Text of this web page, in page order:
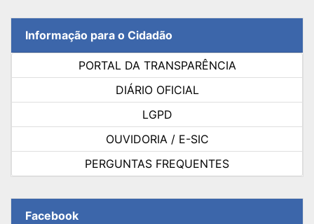
Informação para o Cidadão
PORTAL DA TRANSPARÊNCIA
DIÁRIO OFICIAL
LGPD
OUVIDORIA / E-SIC
PERGUNTAS FREQUENTES
Facebook